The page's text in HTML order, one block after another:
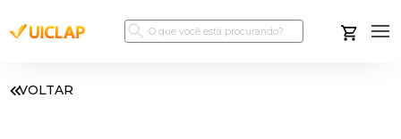
VOLTAR